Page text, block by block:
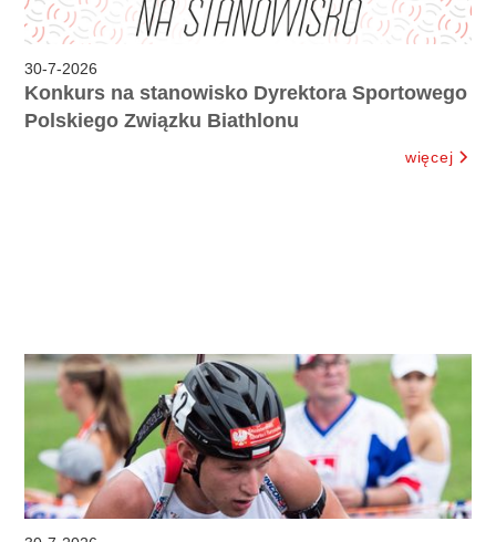
30-7-2026
Konkurs na stanowisko Dyrektora Sportowego
Polskiego Związku Biathlonu
więcej